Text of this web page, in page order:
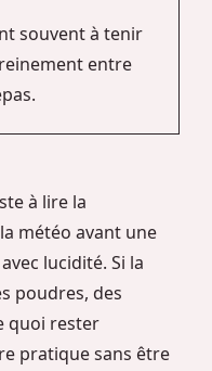
souvent à tenir
entre
à lire la
météo avant une
lucidité. Si la
poudres, des
quoi rester
pratique sans être